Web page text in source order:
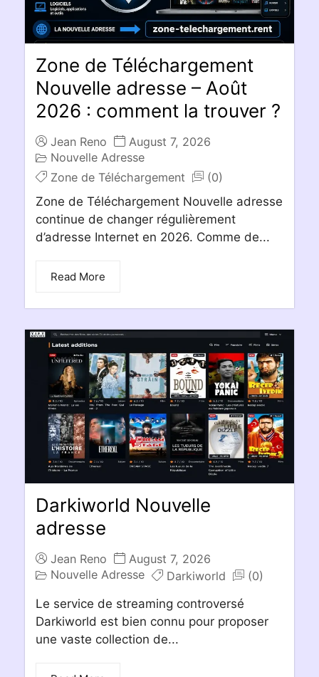
Zone de Téléchargement
Nouvelle adresse – Août
2026 : comment la trouver ?
Jean Reno
August 7, 2026
Nouvelle Adresse
Zone de Téléchargement
(0)
Zone de Téléchargement Nouvelle adresse
continue de changer régulièrement
d’adresse Internet en 2026. Comme de...
Read More
Darkiworld Nouvelle
adresse
Jean Reno
August 7, 2026
Nouvelle Adresse
Darkiworld
(0)
Le service de streaming controversé
Darkiworld est bien connu pour proposer
une vaste collection de...